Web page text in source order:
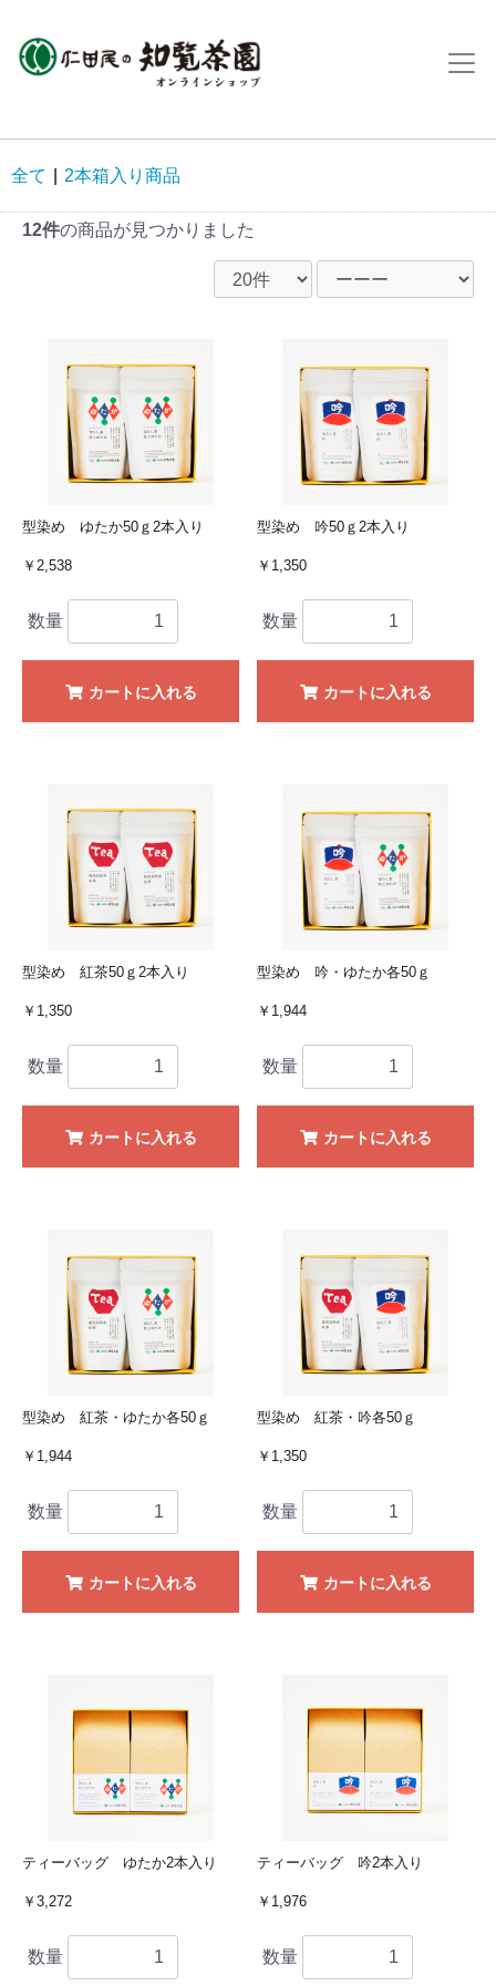
全て 2本箱入り商品
12件の商品が見つかりました
型染め ゆたか50ｇ2本入り
￥2,538
数量
カートに入れる
型染め 吟50ｇ2本入り
￥1,350
数量
カートに入れる
型染め 紅茶50ｇ2本入り
￥1,350
数量
カートに入れる
型染め 吟・ゆたか各50ｇ
￥1,944
数量
カートに入れる
型染め 紅茶・ゆたか各50ｇ
￥1,944
数量
カートに入れる
型染め 紅茶・吟各50ｇ
￥1,350
数量
カートに入れる
ティーバッグ ゆたか2本入り
￥3,272
数量
ティーバッグ 吟2本入り
￥1,976
数量